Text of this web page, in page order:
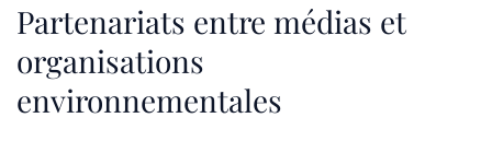
Partenariats entre médias et
organisations
environnementales